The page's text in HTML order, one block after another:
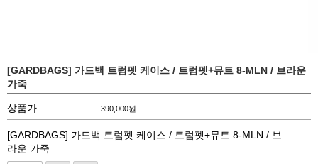
[GARDBAGS] 가드백 트럼펫 케이스 / 트럼펫+뮤트 8-MLN / 브라운
가죽
상품가 390,000원
[GARDBAGS] 가드백 트럼펫 케이스 / 트럼펫+뮤트 8-MLN / 브
라운 가죽